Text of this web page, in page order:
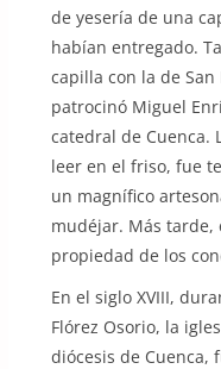
de yesería de una
habían entregado.
capilla con la de
patrocinó Miguel
catedral de Cuenca.
leer en el friso, fue
un magnífico
mudéjar. Más tarde,
propiedad de los
En el siglo XVIII,
Flórez Osorio, la
diócesis de Cuenca,